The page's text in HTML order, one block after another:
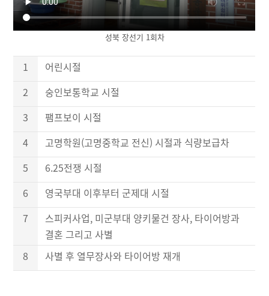
성북 장선기 1회차
1
어린시절
2
숭인보통학교 시절
3
팸프보이 시절
4
고명학원(고명중학교 전신) 시절과 식량보급차
5
6.25전쟁 시절
6
영국부대 이후부터 군제대 시절
7
스피커사업, 미군부대 양키물건 장사, 타이어방과
결혼 그리고 사별
8
사별 후 열무장사와 타이어방 재개